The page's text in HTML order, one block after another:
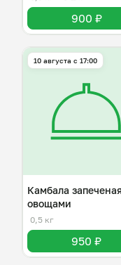
900 ₽
10 августа с 17:00
Камбала
овощами
0,5 кг
950 ₽